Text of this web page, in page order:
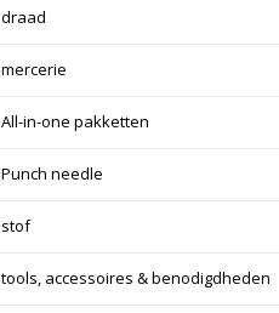
draad
mercerie
All-in-one pakketten
Punch needle
stof
tools, accessoires & benodigdheden